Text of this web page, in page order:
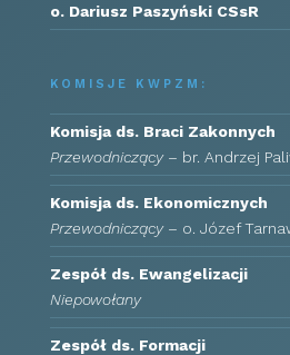
o. Dariusz Paszyński CSsR
KOMISJE KWPZM:
Komisja ds. Braci Zakonnych
Przewodniczący– br. Andrzej
Komisja ds. Ekonomicznych
Przewodniczący– o. Józef
Zespół ds. Ewangelizacji
Niepowołany
Zespół ds. Formacji